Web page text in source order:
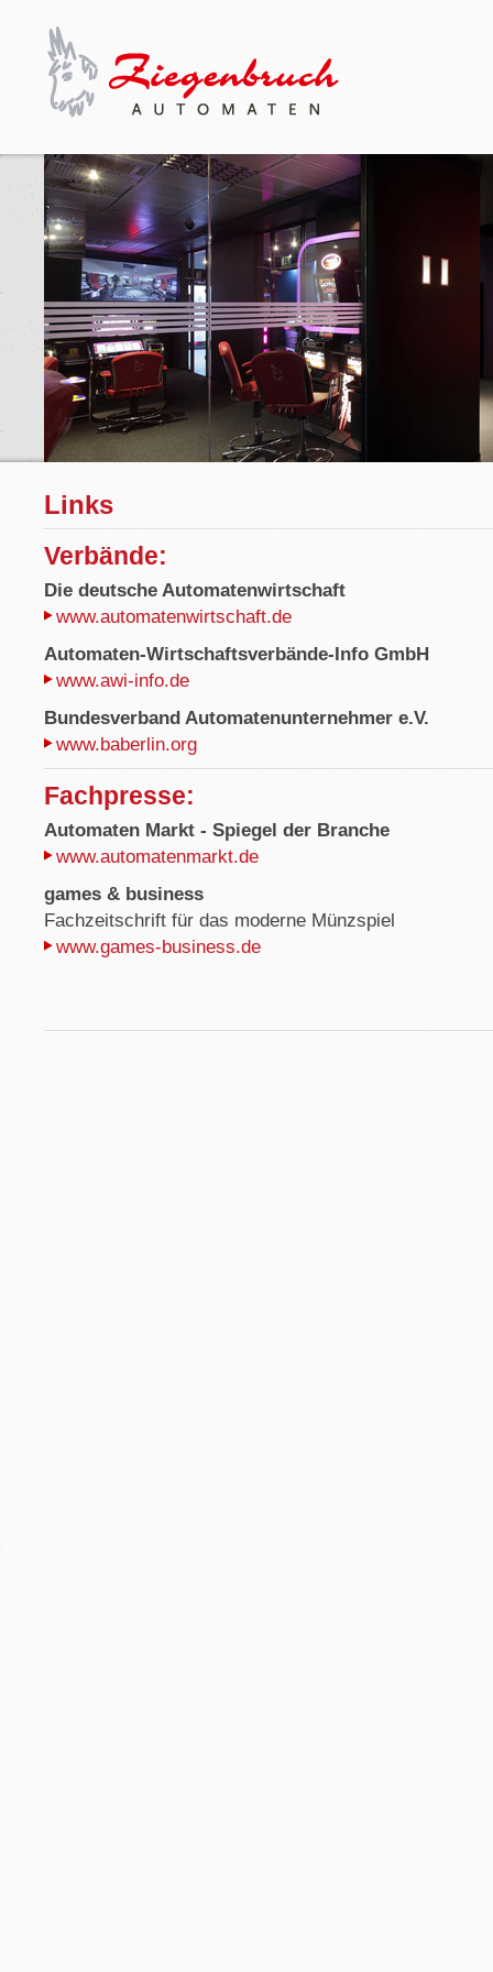
Links
Verbände:
Die deutsche Automatenwirtschaft
www.automatenwirtschaft.de
Automaten-Wirtschaftsverbände-Info GmbH
www.awi-info.de
Bundesverband Automatenunternehmer e.V.
www.baberlin.org
Fachpresse:
Automaten Markt - Spiegel der Branche
www.automatenmarkt.de
games & business
Fachzeitschrift für das moderne Münzspiel
www.games-business.de